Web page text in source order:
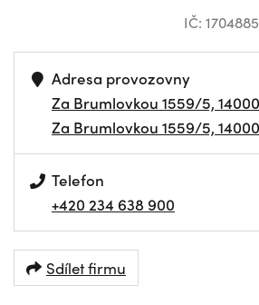
IČ:
Adresa provozovny
Za Brumlovkou 1559/5,
Za Brumlovkou 1559/5,
Telefon
+420 234 638 900
Sdílet firmu